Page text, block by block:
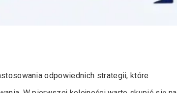
odpowiednich strategii, które